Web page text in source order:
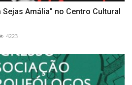
Sejas Amália" no Centro Cultural
4223